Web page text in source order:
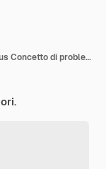
Personaggi femminili malati di coronavirus Concetto di problemi di salute e malattie infettive virali Illustrazione vettoriale piatta